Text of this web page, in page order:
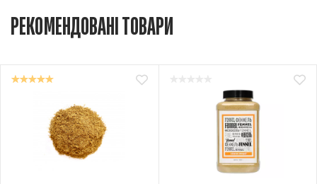
РЕКОМЕНДОВАНІ ТОВАРИ